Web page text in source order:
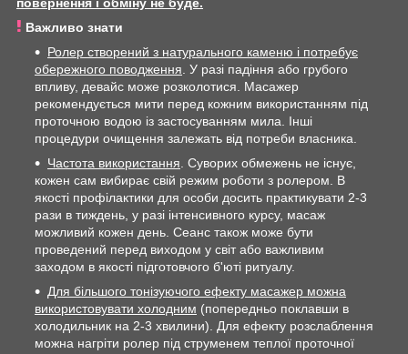
повернення і обміну не буде.
Важливо знати
Ролер створений з натурального каменю і потребує
обережного поводження. У разі падіння або грубого
впливу, девайс може розколотися. Масажер
рекомендується мити перед кожним використанням під
проточною водою із застосуванням мила. Інші
процедури очищення залежать від потреби власника.
Частота використання. Суворих обмежень не існує,
кожен сам вибирає свій режим роботи з ролером. В
якості профілактики для особи досить практикувати 2-3
рази в тиждень, у разі інтенсивного курсу, масаж
можливий кожен день. Сеанс також може бути
проведений перед виходом у світ або важливим
заходом в якості підготовчого б'юті ритуалу.
Для більшого тонізуючого ефекту масажер можна
використовувати холодним (попередньо поклавши в
холодильник на 2-3 хвилини). Для ефекту розслаблення
можна нагріти ролер під струменем теплої проточної